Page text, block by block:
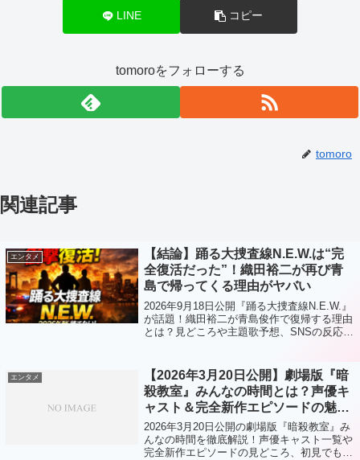
LINE コピー
tomoroをフォローする
tomoro
関連記事
エンタメ
【結論】踊る大捜査線N.E.W.は“完
全復活だった”！織田裕二が再び青
島で帰ってくる理由がヤバい
2026年9月18日公開『踊る大捜査線N.E.W.』
が話題！織田裕二が青島俊作で復帰する理由
とは？見どころや主題歌予想、SNSの反応ま
エンタメ
【2026年3月20日公開】劇場版『暗
殺教室』みんなの時間とは？声優キ
ャスト＆完全新作エピソードの魅力
まとめ！
2026年3月20日公開の劇場版『暗殺教室』み
んなの時間を徹底解説！声優キャスト一覧や
完全新作エピソードの見どころ、初見でも楽